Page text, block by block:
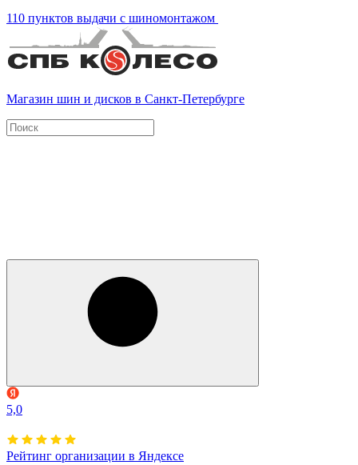
110 пунктов выдачи с шиномонтажом
Магазин шин и дисков в Санкт-Петербурге
5,0
Рейтинг организации в Яндексе